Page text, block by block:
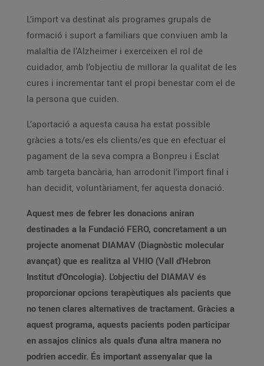
L’import va destinat als programes grupals de
formació i suport a familiars que conviuen amb la
malaltia de l’Alzheimer i exerceixen el rol de
cuidador, amb l’objectiu de millorar la qualitat de les
cures i incrementar tant el propi benestar com el de
la persona que cuiden.
L’aportació a aquesta causa ha estat possible
gràcies a tots/es els clients/es que en efectuar el
pagament de la seva compra a Bonpreu i Esclat
amb targeta bancària, han arrodonit l’import final i
han decidit, voluntàriament, fer aquesta donació.
Aquest mes de febrer les donacions aniran
destinades a la Fundació FERO, concretament a un
projecte anomenat DIAMAV (Diagnòstic molecular
avançat) que es realitza al VHIO (Vall d'Hebron
Institut d'Oncologia). L'objectiu del DIAMAV és
proporcionar opcions terapèutiques als pacients que
no tenen clares alternatives de tractament. Gràcies a
aquest programa, aquests pacients poden participar
en assajos clínics als quals d'una altra manera no
podrien accedir. És important assenyalar que la